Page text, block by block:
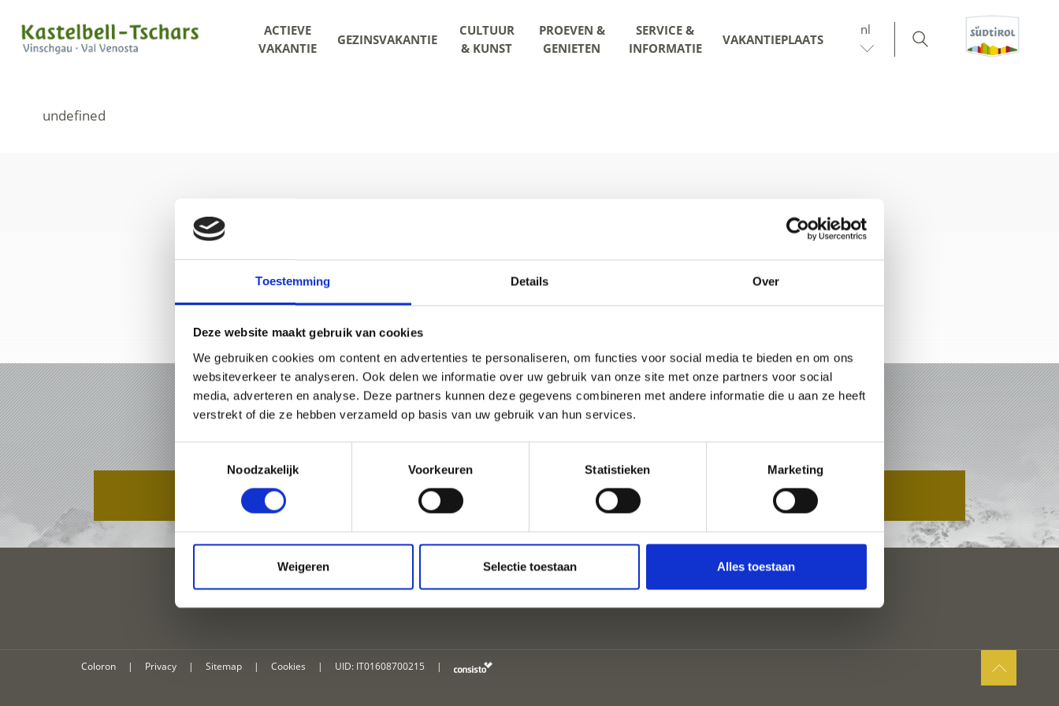
Toestemming Details Over
Deze website maakt gebruik van cookies
We gebruiken cookies om content en advertenties te personaliseren, om functies voor social media te bieden en om ons
websiteverkeer te analyseren. Ook delen we informatie over uw gebruik van onze site met onze partners voor social
media, adverteren en analyse. Deze partners kunnen deze gegevens combineren met andere informatie die u aan ze heeft
verstrekt of die ze hebben verzameld op basis van uw gebruik van hun services.
Toestemmingsselectie
Noodzakelijk
Voorkeuren Statistieken Marketing
Weigeren Selectie toestaan Alles toestaan
ACTIEVE
VAKANTIE
GEZINSVAKANTIE
CULTUUR
& KUNST
PROEVEN &
GENIETEN
SERVICE &
INFORMATIE
VAKANTIEPLAATS
nl
+39 0473 62 41 93
VAKANTIE IN KASTELBELL-TSCHARS
PAKKETTEN ACCOMMODATIES AANVRAAG
Coloron | Privacy | Sitemap | Cookies | UID: IT01608700215 |